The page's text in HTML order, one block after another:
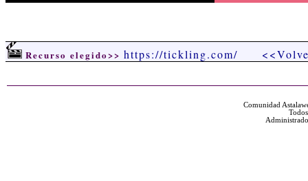
Recurso elegido>> https://tickling.com/
Comunidad